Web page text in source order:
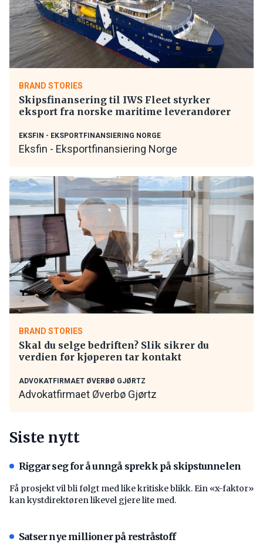
BRAND STORIES
Skipsfinansering til IWS Fleet styrker
eksport fra norske maritime leverandører
EKSFIN - EKSPORTFINANSIERING NORGE
Eksfin - Eksportfinansiering Norge
BRAND STORIES
Skal du selge bedriften? Slik sikrer du
verdien før kjøperen tar kontakt
ADVOKATFIRMAET ØVERBØ GJØRTZ
Advokatfirmaet Øverbø Gjørtz
Siste nytt
Riggar seg for å unngå sprekk på skipstunnelen
Få prosjekt vil bli følgt med like kritiske blikk. Ein «x-faktor»
kan kystdirektøren likevel gjere lite med.
Satser nye millioner på restråstoff